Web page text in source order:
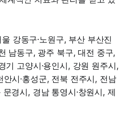
강동구·노원구, 부산 부산진
남동구, 광주 북구, 대전 중구,
기 고양시·용인시, 강원 원주시,
시·홍성군, 전북 전주시, 전남
문경시, 경남 통영시·창원시, 제